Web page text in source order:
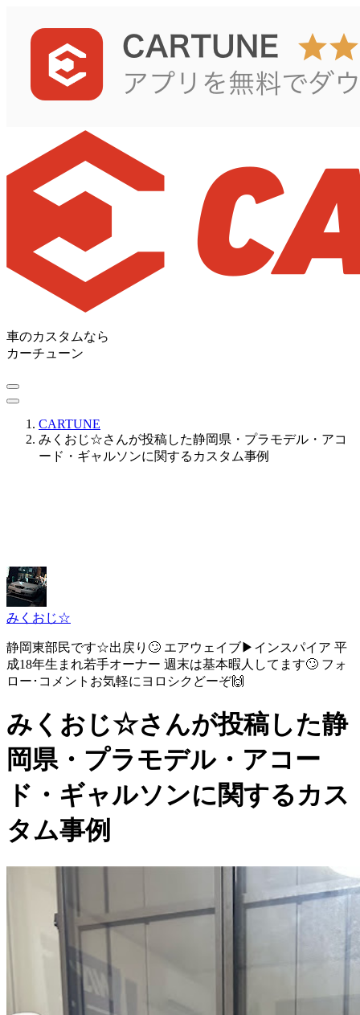
車のカスタムなら
カーチューン
CARTUNE
みくおじ☆さんが投稿した静岡県・プラモデル・アコ
ード・ギャルソンに関するカスタム事例
みくおじ☆
静岡東部民です☆出戻り🙄 エアウェイブ▶︎インスパイア 平
成18年生まれ若手オーナー 週末は基本暇人してます🙄 フォ
ロー･コメントお気軽にヨロシクどーぞ🙌
みくおじ☆さんが投稿した静
岡県・プラモデル・アコー
ド・ギャルソンに関するカス
タム事例